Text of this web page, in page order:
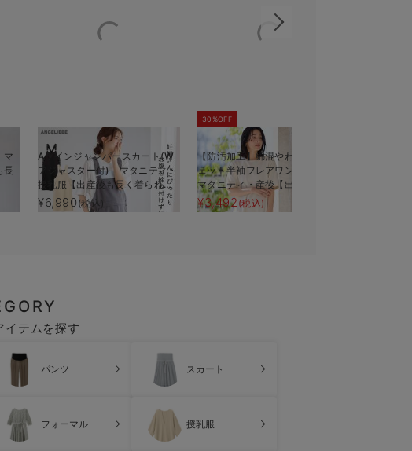
マ
長
Aラインジャンパースカート(W
アジャスター付) マタニティ・
授乳服【出産後も長く着られ
る】
¥6,990 (税込)
30%OFF
【防汚加工】綿混やわらかスウ
ェット半袖フレアワンピース
マタニティ・産後【出産後も長
く使える】
¥3,492 (税込)
イテムを探す
パンツ スカート
フォーマル 授乳服